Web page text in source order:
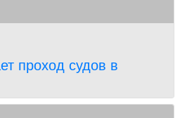
проход судов в